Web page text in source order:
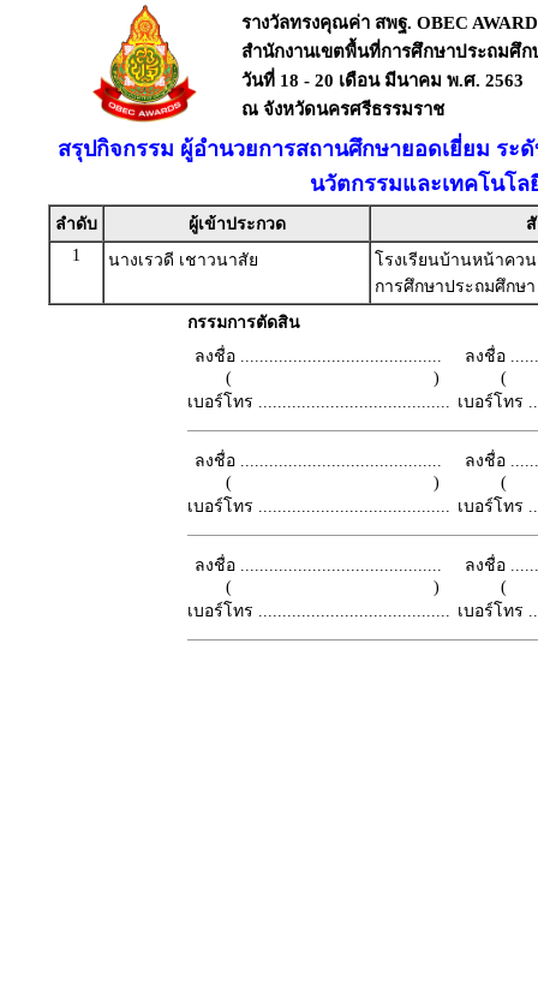
รางวัลทรงคุณค่า สพฐ. OBEC
สำนักงานเขตพื้นที่การศึกษาประถมศึก
วันที่ 18 - 20 เดือน มีนาคม พ.ศ. 2563
ณ จังหวัดนครศรีธรรมราช
สรุปกิจกรรม ผู้อำนวยการสถานศึกษายอดเยี่ยม ระ
นวัตกรรมและเทคโนโล
ลำดับ ผู้เข้าประกวด
1
นางเรวดี เชาวนาสัย
โรงเรียนบ้านหน้าคว
การศึกษาประถมศึกษ
กรรมการตัดสิน
ลงชื่อ ..........................................
( )
เบอร์โทร ........................................
ลงชื่อ
เบอร์โทร
ลงชื่อ ..........................................
( )
เบอร์โทร ........................................
ลงชื่อ
เบอร์โทร
ลงชื่อ ..........................................
( )
เบอร์โทร ........................................
ลงชื่อ
เบอร์โทร